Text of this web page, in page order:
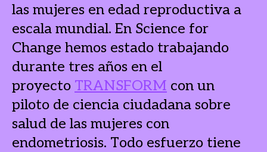
las mujeres en edad reproductiva a
escala mundial. En Science for
Change hemos estado trabajando
durante tres años en el
proyecto TRANSFORM con un
piloto de ciencia ciudadana sobre
salud de las mujeres con
endometriosis. Todo esfuerzo tiene